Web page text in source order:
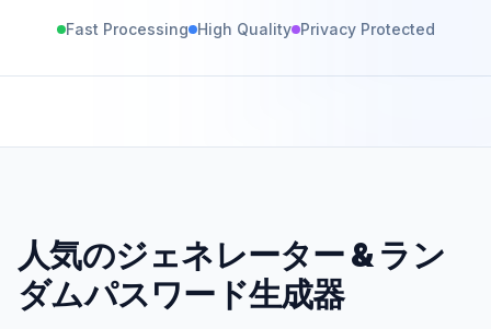
Fast Processing High Quality Privacy Protected
人気のジェネレーター& ラン
ダムパスワード生成器